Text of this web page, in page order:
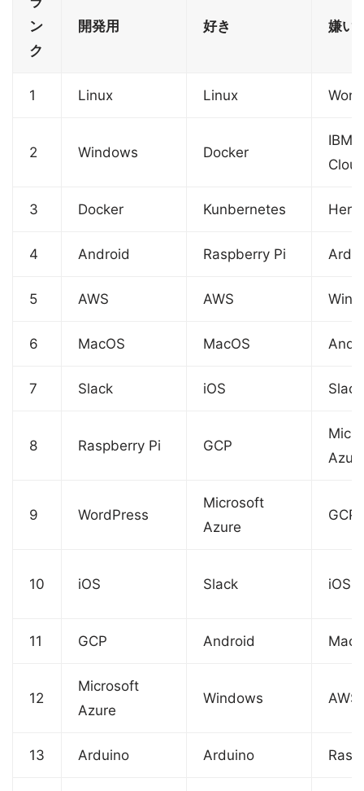
ン
ク
開発用 好き 嫌い
1 Linux Linux
2 Windows Docker
IBM
3 Docker Kunbernetes
4 Android Raspberry Pi
5 AWS AWS
6 MacOS MacOS
7 Slack iOS Slack
8 Raspberry Pi GCP
9 WordPress
Microsoft
Azure
GCP
10 iOS Slack iOS
11 GCP Android
12
Microsoft
Azure
Windows AWS
13 Arduino Arduino